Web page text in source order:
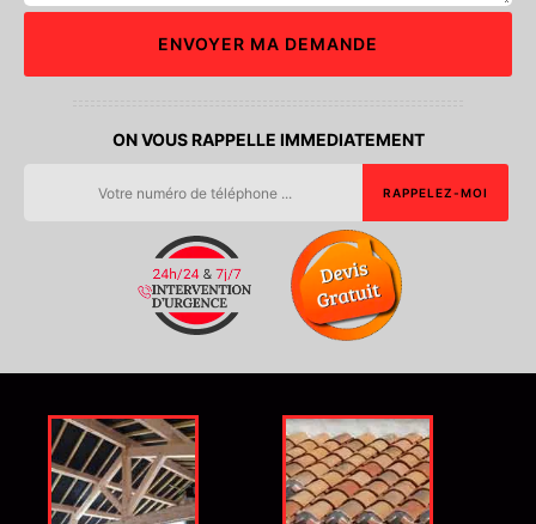
ON VOUS RAPPELLE IMMEDIATEMENT